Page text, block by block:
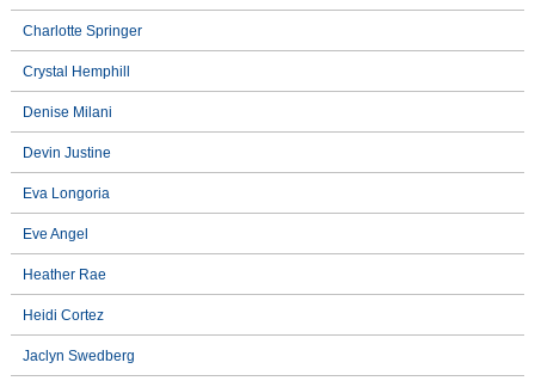
Charlotte Springer
Crystal Hemphill
Denise Milani
Devin Justine
Eva Longoria
Eve Angel
Heather Rae
Heidi Cortez
Jaclyn Swedberg